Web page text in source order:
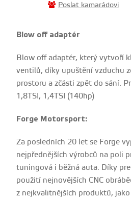
Poslat kamarádovi
Blow off adaptér
Blow off adaptér, který vytvoří
ventilů, díky upuštění vzduchu
prostoru a zčásti zpět do sání.
1,8TSI, 1,4TSI (140hp)
Forge Motorsport:
Za posledních 20 let se Forge
nejpřednějších výrobců na poli
tuningová i běžná auta. Díky
použití nejnovějších CNC
z nejkvalitnějších produktů,